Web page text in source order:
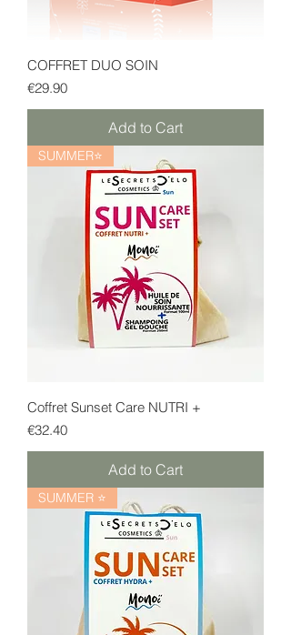
COFFRET DUO SOIN
Price
€29.90
Add to Cart
SUMMER⭐
Coffret Sunset Care NUTRI +
Price
€32.40
Add to Cart
SUMMER ⭐